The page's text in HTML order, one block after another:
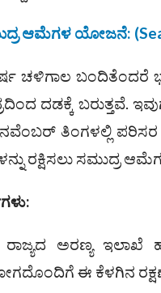
ಆಮೆಗಳ ಯೋಜನೆ:
ಚಳಿಗಾಲ ಬಂದಿತೆಂದರೆ
ದಡಕ್ಕೆ ಬರುತ್ತವೆ.
ನವೆಂಬರ್ ತಿಂಗಳಲ್ಲಿ
ರಕ್ಷಿಸಲು ಸಮುದ್ರ
ರಾಜ್ಯದ ಅರಣ್ಯ
ಈ ಕೆಳಗಿನ